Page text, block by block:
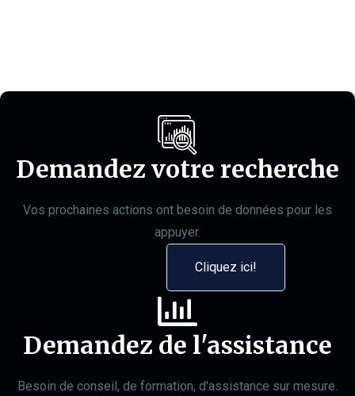
Demandez votre recherche
Vos prochaines actions ont besoin de données pour les
appuyer.
Cliquez ici!
Demandez de l'assistance
Besoin de conseil, de formation, d'assistance sur mesure.